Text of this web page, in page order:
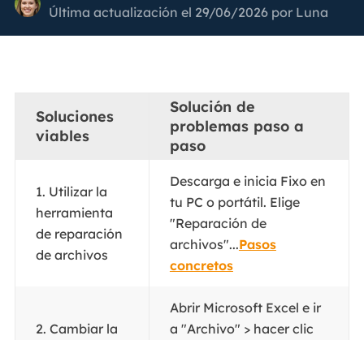
Última actualización el 29/06/2026 por Luna
Soluciones
viables
Solución de
problemas paso a
paso
1. Utilizar la
herramienta
de reparación
de archivos
Descarga e inicia Fixo en
tu PC o portátil. Elige
"Reparación de
archivos"...Pasos
concretos
2. Cambiar la
Abrir Microsoft Excel e ir
a "Archivo" > hacer clic